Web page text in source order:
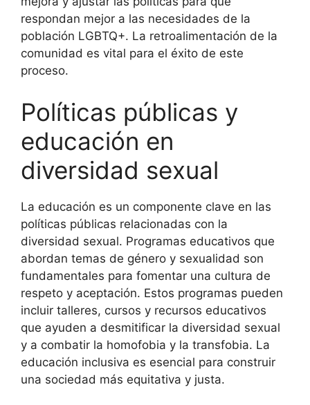
respondan mejor a las necesidades de la
población LGBTQ+. La retroalimentación de la
comunidad es vital para el éxito de este
proceso.
Políticas públicas y
educación en
diversidad sexual
La educación es un componente clave en las
políticas públicas relacionadas con la
diversidad sexual. Programas educativos que
abordan temas de género y sexualidad son
fundamentales para fomentar una cultura de
respeto y aceptación. Estos programas pueden
incluir talleres, cursos y recursos educativos
que ayuden a desmitificar la diversidad sexual
y a combatir la homofobia y la transfobia. La
educación inclusiva es esencial para construir
una sociedad más equitativa y justa.